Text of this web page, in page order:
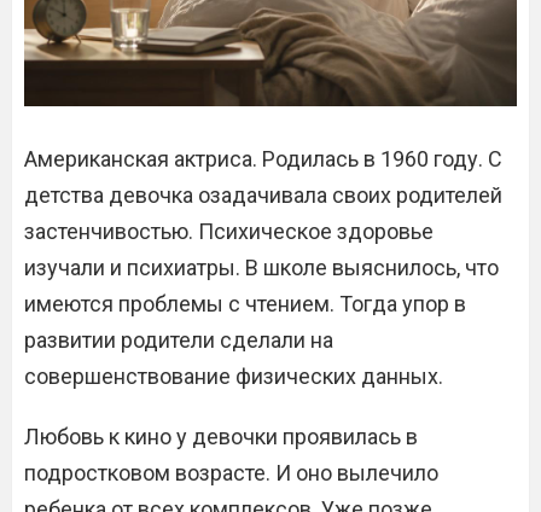
Американская актриса. Родилась в 1960 году. С
детства девочка озадачивала своих родителей
застенчивостью. Психическое здоровье
изучали и психиатры. В школе выяснилось, что
имеются проблемы с чтением. Тогда упор в
развитии родители сделали на
совершенствование физических данных.
Любовь к кино у девочки проявилась в
подростковом возрасте. И оно вылечило